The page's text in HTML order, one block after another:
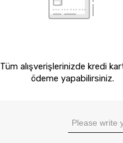
Tüm alışverişlerinizde kredi
ödeme yapabilirsiniz.